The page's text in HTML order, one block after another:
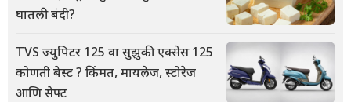
घातली बंदी?
TVS ज्युपिटर 125 वा सुझुकी एक्सेस 125
कोणती बेस्ट ? किंमत, मायलेज, स्टोरेज
आणि सेफ्ट